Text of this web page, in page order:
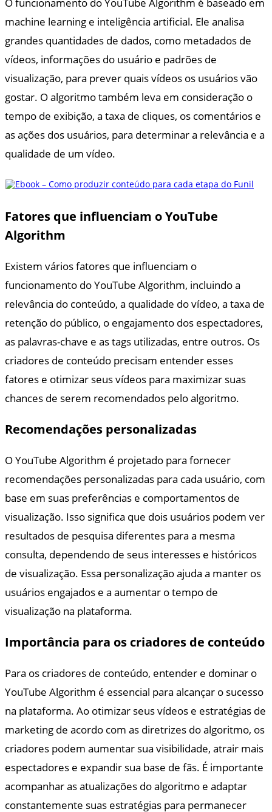
O funcionamento do YouTube Algorithm é baseado em
machine learning e inteligência artificial. Ele analisa
grandes quantidades de dados, como metadados de
vídeos, informações do usuário e padrões de
visualização, para prever quais vídeos os usuários vão
gostar. O algoritmo também leva em consideração o
tempo de exibição, a taxa de cliques, os comentários e
as ações dos usuários, para determinar a relevância e a
qualidade de um vídeo.
Fatores que influenciam o YouTube
Algorithm
Existem vários fatores que influenciam o
funcionamento do YouTube Algorithm, incluindo a
relevância do conteúdo, a qualidade do vídeo, a taxa de
retenção do público, o engajamento dos espectadores,
as palavras-chave e as tags utilizadas, entre outros. Os
criadores de conteúdo precisam entender esses
fatores e otimizar seus vídeos para maximizar suas
chances de serem recomendados pelo algoritmo.
Recomendações personalizadas
O YouTube Algorithm é projetado para fornecer
recomendações personalizadas para cada usuário, com
base em suas preferências e comportamentos de
visualização. Isso significa que dois usuários podem ver
resultados de pesquisa diferentes para a mesma
consulta, dependendo de seus interesses e históricos
de visualização. Essa personalização ajuda a manter os
usuários engajados e a aumentar o tempo de
visualização na plataforma.
Importância para os criadores de conteúdo
Para os criadores de conteúdo, entender e dominar o
YouTube Algorithm é essencial para alcançar o sucesso
na plataforma. Ao otimizar seus vídeos e estratégias de
marketing de acordo com as diretrizes do algoritmo, os
criadores podem aumentar sua visibilidade, atrair mais
espectadores e expandir sua base de fãs. É importante
acompanhar as atualizações do algoritmo e adaptar
constantemente suas estratégias para permanecer